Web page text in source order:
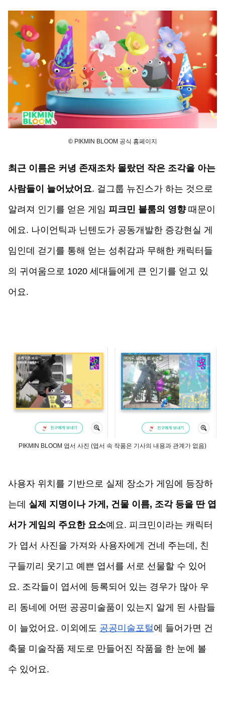
© PIKMIN BLOOM 공식 홈페이지
최근 이름은 커녕 존재조차 몰랐던 작은 조각을 아는
사람들이 늘어났어요. 걸그룹 뉴진스가 하는 것으로
알려져 인기를 얻은 게임 피크민 블룸의 영향 때문이
에요. 나이언틱과 닌텐도가 공동개발한 증강현실 게
임인데 걷기를 통해 얻는 성취감과 무해한 캐릭터들
의 귀여움으로 1020 세대들에게 큰 인기를 얻고 있
어요.
PIKMIN BLOOM 엽서 사진 (엽서 속 작품은 기사의 내용과 관계가 없음)
사용자 위치를 기반으로 실제 장소가 게임에 등장하
는데 실제 지명이나 가게, 건물 이름, 조각 등을 딴 엽
서가 게임의 주요한 요소예요. 피크민이라는 캐릭터
가 엽서 사진을 가져와 사용자에게 건네 주는데, 친
구들끼리 웃기고 예쁜 엽서를 서로 선물할 수 있어
요. 조각들이 엽서에 등록되어 있는 경우가 많아 우
리 동네에 어떤 공공미술품이 있는지 알게 된 사람들
이 늘었어요. 이외에도 공공미술포털 에 들어가면 건
축물 미술작품 제도로 만들어진 작품을 한 눈에 볼
수 있어요.